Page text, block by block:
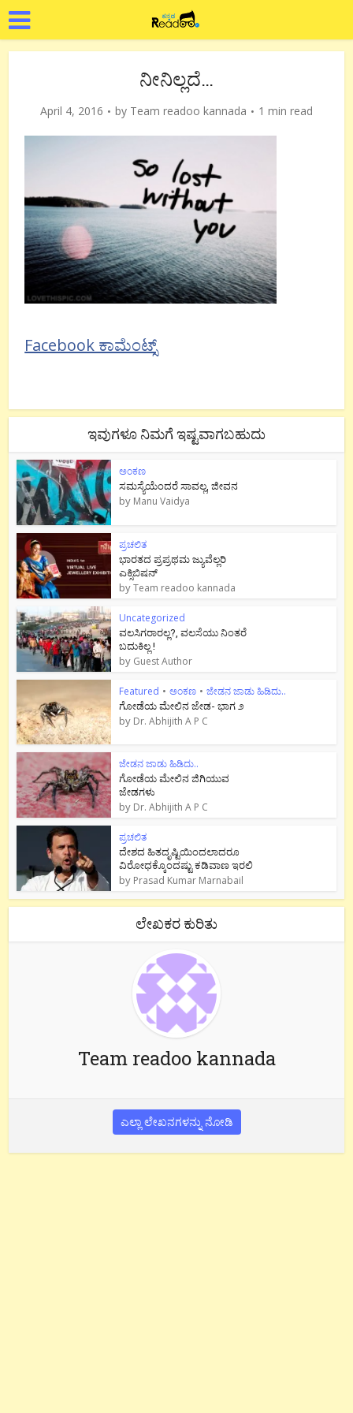
ನೀನಿಲ್ಲದೆ…
April 4, 2016 by Team readoo kannada 1 min read
Facebook ಕಾಮೆಂಟ್ಸ್
ಇವುಗಳೂ ನಿಮಗೆ ಇಷ್ಟವಾಗಬಹುದು
ಅಂಕಣ
ಸಮಸ್ಯೆಯೆಂದರೆ ಸಾವಲ್ಲ, ಜೀವನ
by Manu Vaidya
ಪ್ರಚಲಿತ
ಭಾರತದ ಪ್ರಪ್ರಥಮ ಜ್ಯುವೆಲ್ಲರಿ
ಎಕ್ಸಿಬಿಷನ್
byTeam readoo kannada
Uncategorized
ವಲಸಿಗರಾರಲ್ಲ?, ವಲಸೆಯು ನಿಂತರೆ
ಬದುಕಿಲ್ಲ !
by Guest Author
Featured • ಅಂಕಣ • ಜೇಡನ ಜಾಡು ಹಿಡಿದು..
ಗೋಡೆಯ ಮೇಲಿನ ಜೇಡ- ಭಾಗ ೨
by Dr. Abhijith A P C
ಜೇಡನ ಜಾಡು ಹಿಡಿದು..
ಗೋಡೆಯ ಮೇಲಿನ ಜಿಗಿಯುವ
ಜೇಡಗಳು
by Dr. Abhijith A P C
ಪ್ರಚಲಿತ
ದೇಶದ ಹಿತದೃಷ್ಟಿಯಿಂದಲಾದರೂ
ವಿರೋಧಕ್ಕೊಂದಷ್ಟು ಕಡಿವಾಣ ಇರಲಿ
by Prasad Kumar Marnabail
ಲೇಖಕರ ಕುರಿತು
Team readoo kannada
ಎಲ್ಲಾ ಲೇಖನಗಳನ್ನು ನೋಡಿ